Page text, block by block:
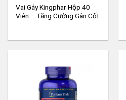
Vai Gáy Kingphar Hộp 40
Viên – Tăng Cường Gân Cốt